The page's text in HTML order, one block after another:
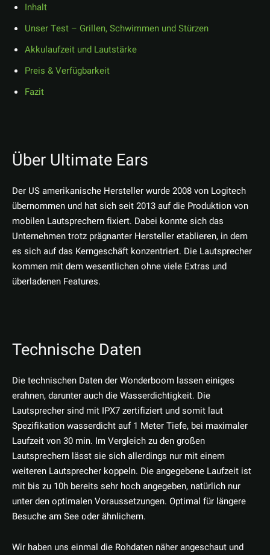
Inhalt
Unser Test – Grillen, Schwimmen und Stürzen
Akkulaufzeit und Lautstärke
Preis & Verfügbarkeit
Fazit
Über Ultimate Ears
Der US amerikanische Hersteller wurde 2008 von Logitech
übernommen und hat sich seit 2013 auf die Produktion von
mobilen Lautsprechern fixiert. Dabei konnte sich das
Unternehmen trotz prägnanter Hersteller etablieren, in dem
es sich auf das Kerngeschäft konzentriert. Die Lautsprecher
kommen mit dem wesentlichen ohne viele Extras und
überladenen Features.
Technische Daten
Die technischen Daten der Wonderboom lassen einiges
erahnen, darunter auch die Wasserdichtigkeit. Die
Lautsprecher sind mit IPX7 zertifiziert und somit laut
Spezifikation wasserdicht auf 1 Meter Tiefe, bei maximaler
Laufzeit von 30 min. Im Vergleich zu den großen
Lautsprechern lässt sie sich allerdings nur mit einem
weiteren Lautsprecher koppeln. Die angegebene Laufzeit ist
mit bis zu 10h bereits sehr hoch angegeben, natürlich nur
unter den optimalen Voraussetzungen. Optimal für längere
Besuche am See oder ähnlichem.
Wir haben uns einmal die Rohdaten näher angeschaut und